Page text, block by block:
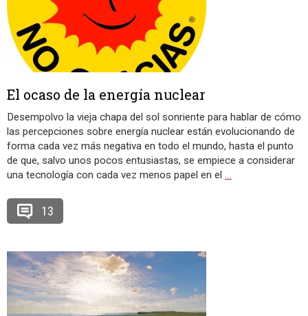
El ocaso de la energía nuclear
Desempolvo la vieja chapa del sol sonriente para hablar de cómo
las percepciones sobre energía nuclear están evolucionando de
forma cada vez más negativa en todo el mundo, hasta el punto
de que, salvo unos pocos entusiastas, se empiece a considerar
una tecnología con cada vez menos papel en el …
13